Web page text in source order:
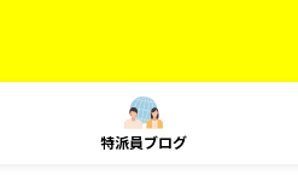
特派員ブログ